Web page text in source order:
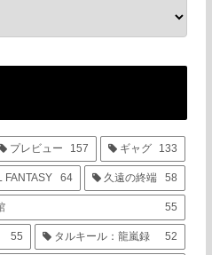
プレビュー 157 ギャグ 133
FANTASY 64 久遠の終端 58
55
55 タルキール：龍嵐録 52